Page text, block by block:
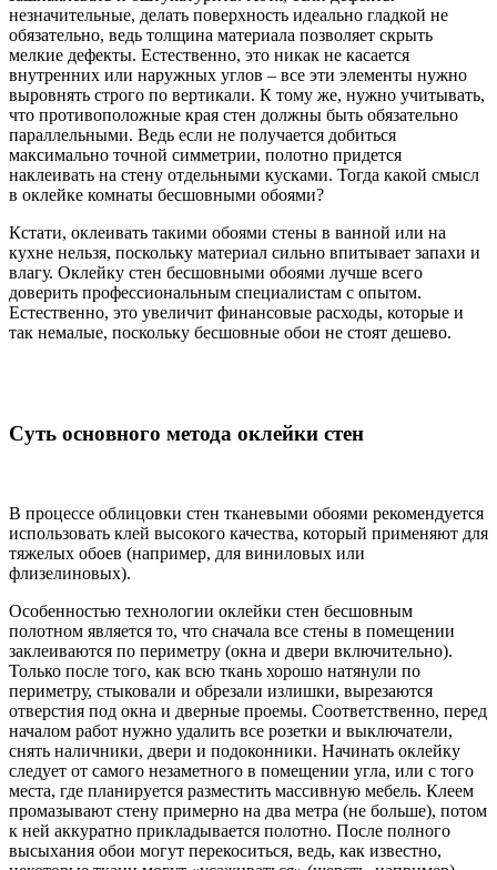
незначительные, делать поверхность идеально гладкой не
обязательно, ведь толщина материала позволяет скрыть
мелкие дефекты. Естественно, это никак не касается
внутренних или наружных углов – все эти элементы нужно
выровнять строго по вертикали. К тому же, нужно учитывать,
что противоположные края стен должны быть обязательно
параллельными. Ведь если не получается добиться
максимально точной симметрии, полотно придется
наклеивать на стену отдельными кусками. Тогда какой смысл
в оклейке комнаты бесшовными обоями?
Кстати, оклеивать такими обоями стены в ванной или на
кухне нельзя, поскольку материал сильно впитывает запахи и
влагу. Оклейку стен бесшовными обоями лучше всего
доверить профессиональным специалистам с опытом.
Естественно, это увеличит финансовые расходы, которые и
так немалые, поскольку бесшовные обои не стоят дешево.
Суть основного метода оклейки стен
В процессе облицовки стен тканевыми обоями рекомендуется
использовать клей высокого качества, который применяют для
тяжелых обоев (например, для виниловых или
флизелиновых).
Особенностью технологии оклейки стен бесшовным
полотном является то, что сначала все стены в помещении
заклеиваются по периметру (окна и двери включительно).
Только после того, как всю ткань хорошо натянули по
периметру, стыковали и обрезали излишки, вырезаются
отверстия под окна и дверные проемы. Соответственно, перед
началом работ нужно удалить все розетки и выключатели,
снять наличники, двери и подоконники. Начинать оклейку
следует от самого незаметного в помещении угла, или с того
места, где планируется разместить массивную мебель. Клеем
промазывают стену примерно на два метра (не больше), потом
к ней аккуратно прикладывается полотно. После полного
высыхания обои могут перекоситься, ведь, как известно,